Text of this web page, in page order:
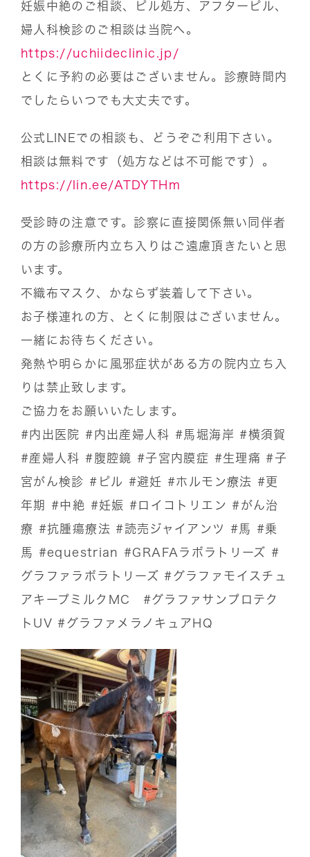
妊娠中絶のご相談、ピル処方、アフターピル、
婦人科検診のご相談は当院へ。
https://uchiideclinic.jp/
とくに予約の必要はございません。診療時間内
でしたらいつでも大丈夫です。
公式LINEでの相談も、どうぞご利用下さい。
相談は無料です（処方などは不可能です）。
https://lin.ee/ATDYTHm
受診時の注意です。診察に直接関係無い同伴者
の方の診療所内立ち入りはご遠慮頂きたいと思
います。
不織布マスク、かならず装着して下さい。
お子様連れの方、とくに制限はございません。
一緒にお待ちください。
発熱や明らかに風邪症状がある方の院内立ち入
りは禁止致します。
ご協力をお願いいたします。
#内出医院
#内出産婦人科 #馬堀海岸 #横須賀
#産婦人科 #腹腔鏡 #子宮内膜症 #生理痛 #子
宮がん検診 #ピル #避妊 #ホルモン療法 #更
年期
#中絶 #妊娠 #ロイコトリエン #がん治
療 #抗腫瘍療法 #読売ジャイアンツ #馬
#乗
馬
#equestrian #GRAFAラボラトリーズ #
グラファラボラトリーズ #グラファモイスチュ
アキープミルクMC
#グラファサンプロテク
トUV #グラファメラノキュアHQ